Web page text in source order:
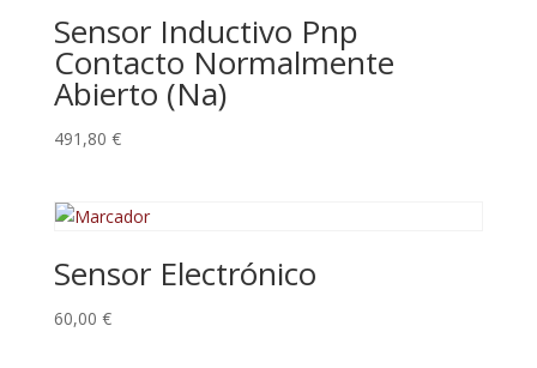
Sensor Inductivo Pnp
Contacto Normalmente
Abierto (Na)
491,80 €
Sensor Electrónico
60,00 €